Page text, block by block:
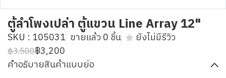
ตู้ลำโพงเปล่า ตู้แขวน Line Array 12"
SKU : 105031 ขายแล้ว 0 ชิ้น ยังไม่มีรีวิว
฿3,500฿3,200
คำอธิบายสินค้าแบบย่อ